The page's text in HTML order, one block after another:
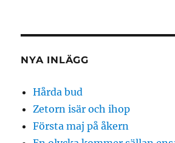
NYA INLÄGG
Hårda bud
Zetorn isär och ihop
Första maj på åkern